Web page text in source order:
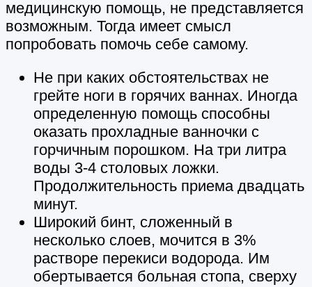
медицинскую помощь, не представляется
возможным. Тогда имеет смысл
попробовать помочь себе самому.
Не при каких обстоятельствах не
грейте ноги в горячих ваннах. Иногда
определенную помощь способны
оказать прохладные ванночки с
горчичным порошком. На три литра
воды 3-4 столовых ложки.
Продолжительность приема двадцать
минут.
Широкий бинт, сложенный в
несколько слоев, мочится в 3%
растворе перекиси водорода. Им
обертывается больная стопа, сверху